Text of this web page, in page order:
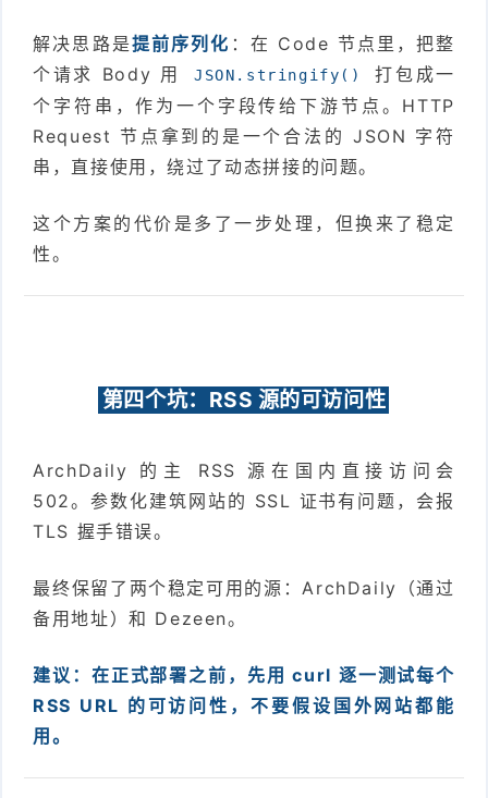
解决思路是提前序列化 ：在 Code 节点里，把整
个请求 Body 用
JSON.stringify()
打包成一
个字符串，作为一个字段传给下游节点。HTTP
Request 节点拿到的是一个合法的 JSON 字符
串，直接使用，绕过了动态拼接的问题。
这个方案的代价是多了一步处理，但换来了稳定
性。
第四个坑：RSS 源的可访问性
ArchDaily 的主 RSS 源在国内直接访问会
502。参数化建筑网站的 SSL 证书有问题，会报
TLS 握手错误。
最终保留了两个稳定可用的源：ArchDaily（通过
备用地址）和 Dezeen。
建议：在正式部署之前，先用 curl 逐一测试每个
RSS URL 的可访问性，不要假设国外网站都能
用。